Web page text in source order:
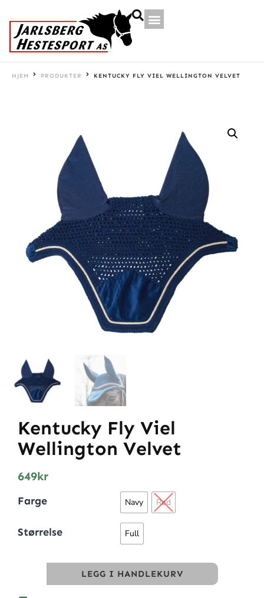
HJEM PRODUKTER KENTUCKY FLY VIEL WELLINGTON VELVET
Kentucky Fly Viel
Wellington Velvet
649kr
Farge Navy Rød
Størrelse Full
LEGG I HANDLEKURV